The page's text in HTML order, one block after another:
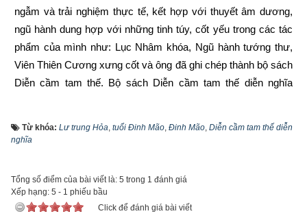
ngẫm và trải nghiệm thực tế, kết hợp với thuyết âm dương,
ngũ hành dung hợp với những tinh túy, cốt yếu trong các tác
phẩm của mình như: Lục Nhâm khóa, Ngũ hành tướng thư,
Viên Thiên Cương xưng cốt và ông đã ghi chép thành bộ sách
Diễn cầm tam thế. Bộ sách Diễn cầm tam thế diễn nghĩa
dụng nhiều từ Hán - Nôm cổ, một phần do lỗi biên tập nên có
Từ khóa: Lư trung Hỏa, tuổi Đinh Mão, Đinh Mão, Diễn cầm tam thế diễn
nghĩa
Tổng số điểm của bài viết là: 5 trong 1 đánh giá
Xếp hạng: 5 - 1 phiếu bầu
Click để đánh giá bài viết